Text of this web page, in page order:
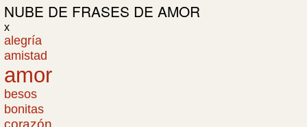
NUBE DE FRASES DE AMOR
x
alegría
amistad
amor
besos
bonitas